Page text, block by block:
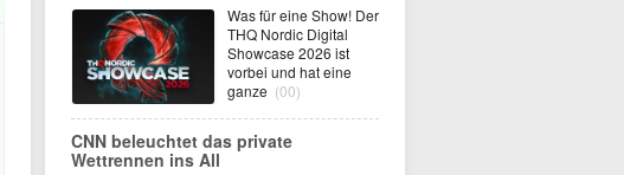
Was für eine Show! Der
THQ Nordic Digital
Showcase 2026 ist
vorbei und hat eine
ganze (00)
CNN beleuchtet das private
Wettrennen ins All